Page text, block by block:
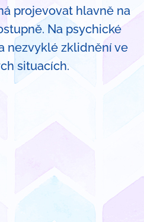
projevovat hlavně na
Na psychické
nezvyklé zklidnění ve
situacích.